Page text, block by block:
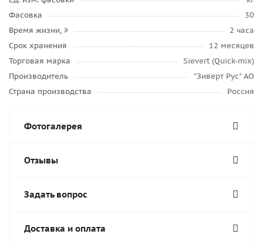
Фасовка
30
Время жизни, ≥
2 часа
Срок хранения
12 месяцев
Торговая марка
Sievert (Quick-mix)
Производитель
"Зиверт Рус" АО
Страна производства
Россия
Фотогалерея
Отзывы
Задать вопрос
Доставка и оплата